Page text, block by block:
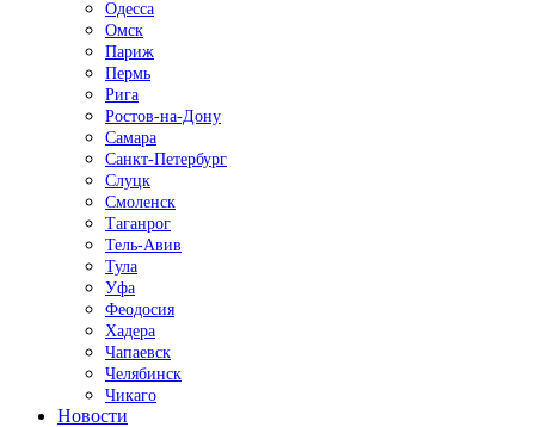
Одесса
Омск
Париж
Пермь
Рига
Ростов-на-Дону
Самара
Санкт-Петербург
Слуцк
Смоленск
Таганрог
Тель-Авив
Тула
Уфа
Феодосия
Хадера
Чапаевск
Челябинск
Чикаго
Новости